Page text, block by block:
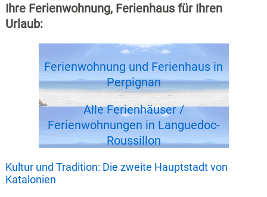
Ihre Ferienwohnung, Ferienhaus für Ihren
Urlaub:
Ferienwohnung und Ferienhaus in
Perpignan
Alle Ferienhäuser /
Ferienwohnungen in Languedoc-
Roussillon
Kultur und Tradition: Die zweite Hauptstadt von
Katalonien